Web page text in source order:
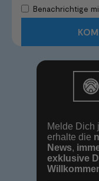
Benachrichtige
Melde Dich
erhalte die
News,
exklusive